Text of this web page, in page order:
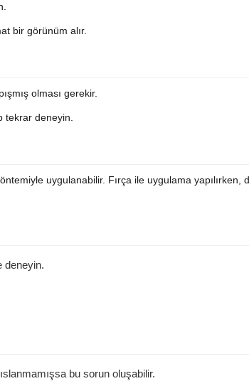
bir görünüm alır.
olması gerekir.
tekrar deneyin.
uygulanabilir. Fırça ile uygulama
deneyin.
bu sorun oluşabilir.